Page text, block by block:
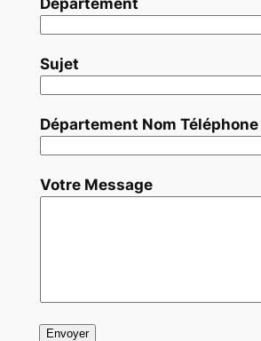
Sujet
Département Nom Téléphone
Votre Message
Envoyer